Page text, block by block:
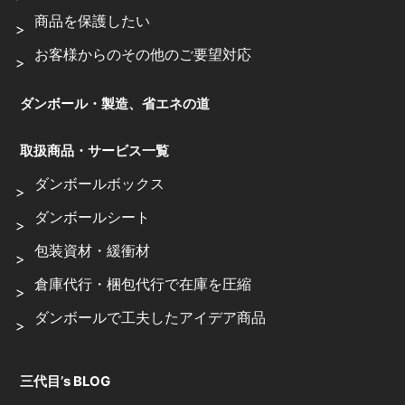
商品を保護したい
お客様からのその他のご要望対応
ダンボール・製造、省エネの道
取扱商品・サービス一覧
ダンボールボックス
ダンボールシート
包装資材・緩衝材
倉庫代行・梱包代行で在庫を圧縮
ダンボールで工夫したアイデア商品
三代目’s BLOG